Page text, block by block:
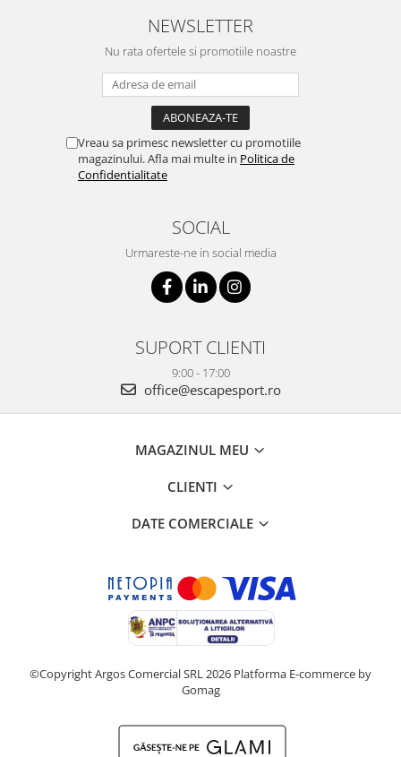
NEWSLETTER
Nu rata ofertele si promotiile noastre
Vreau sa primesc newsletter cu promotiile
magazinului. Afla mai multe in Politica de
Confidentialitate
SOCIAL
Urmareste-ne in social media
SUPORT CLIENTI
9:00 - 17:00
office@escapesport.ro
MAGAZINUL MEU
CLIENTI
DATE COMERCIALE
©Copyright Argos Comercial SRL 2026 Platforma E-commerce by
Gomag